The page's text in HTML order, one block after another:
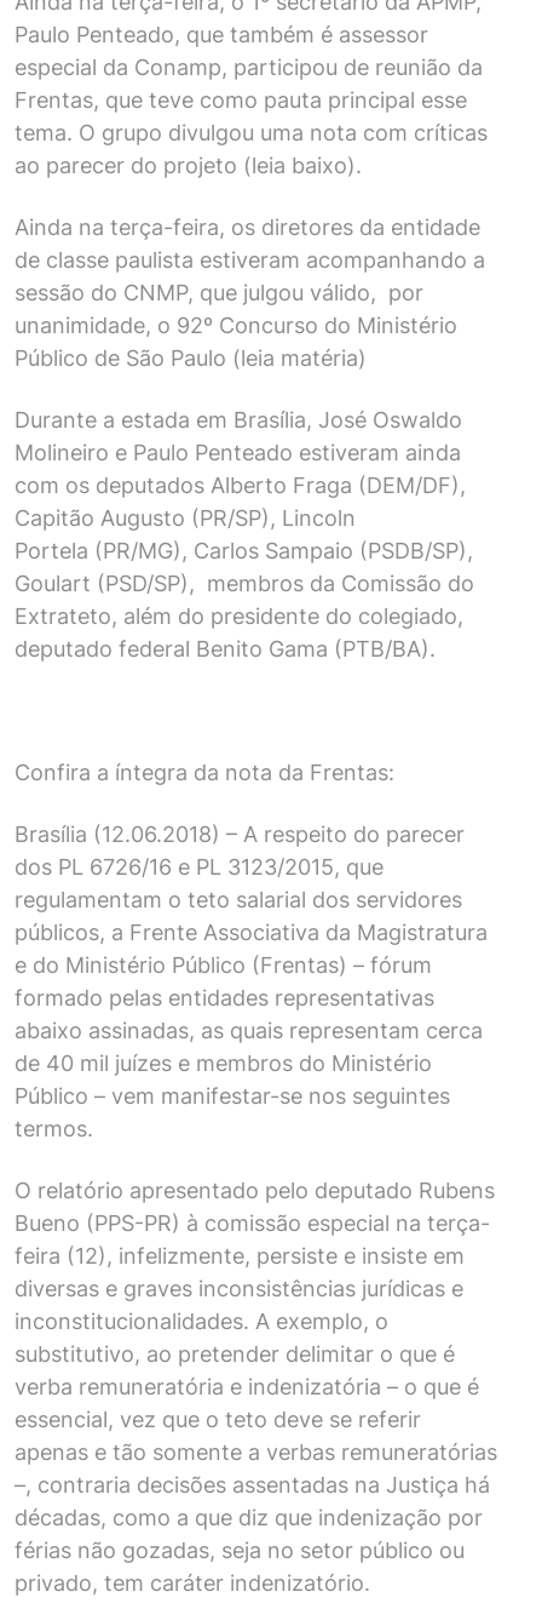
Paulo Penteado, que também é assessor
especial da Conamp, participou de reunião da
Frentas, que teve como pauta principal esse
tema. O grupo divulgou uma nota com críticas
ao parecer do projeto (leia baixo).
Ainda na terça-feira, os diretores da entidade
de classe paulista estiveram acompanhando a
sessão do CNMP, que julgou válido, por
unanimidade, o 92º Concurso do Ministério
Público de São Paulo (leia matéria)
Durante a estada em Brasília, José Oswaldo
Molineiro e Paulo Penteado estiveram ainda
com os deputados Alberto Fraga (DEM/DF),
Capitão Augusto (PR/SP), Lincoln
Portela (PR/MG), Carlos Sampaio (PSDB/SP),
Goulart (PSD/SP), membros da Comissão do
Extrateto, além do presidente do colegiado,
deputado federal Benito Gama (PTB/BA).
Confira a íntegra da nota da Frentas:
Brasília (12.06.2018) – A respeito do parecer
dos PL 6726/16 e PL 3123/2015, que
regulamentam o teto salarial dos servidores
públicos, a Frente Associativa da Magistratura
e do Ministério Público (Frentas) – fórum
formado pelas entidades representativas
abaixo assinadas, as quais representam cerca
de 40 mil juízes e membros do Ministério
Público – vem manifestar-se nos seguintes
termos.
O relatório apresentado pelo deputado Rubens
Bueno (PPS-PR) à comissão especial na terça-
feira (12), infelizmente, persiste e insiste em
diversas e graves inconsistências jurídicas e
inconstitucionalidades. A exemplo, o
substitutivo, ao pretender delimitar o que é
verba remuneratória e indenizatória – o que é
essencial, vez que o teto deve se referir
apenas e tão somente a verbas remuneratórias
–, contraria decisões assentadas na Justiça há
décadas, como a que diz que indenização por
férias não gozadas, seja no setor público ou
privado, tem caráter indenizatório.